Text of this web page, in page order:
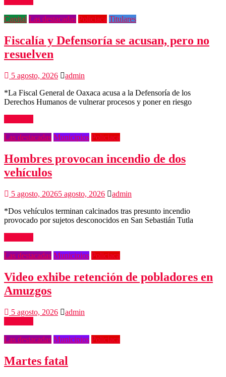
Capital Las destacadas Policiaca Titulares
Fiscalía y Defensoría se acusan, pero no
resuelven
5 agosto, 2026
admin
*La Fiscal General de Oaxaca acusa a la Defensoría de los
Derechos Humanos de vulnerar procesos y poner en riesgo
Las destacadas Municipios Policiaca
Hombres provocan incendio de dos
vehículos
5 agosto, 20265 agosto, 2026
admin
*Dos vehículos terminan calcinados tras presunto incendio
provocado por sujetos desconocidos en San Sebastián Tutla
Las destacadas Municipios Policiaca
Video exhibe retención de pobladores en
Amuzgos
5 agosto, 2026
admin
Las destacadas Municipios Policiaca
Martes fatal